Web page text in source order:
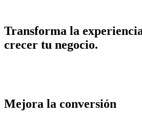
Transforma la
crecer tu negocio.
Mejora la conversión